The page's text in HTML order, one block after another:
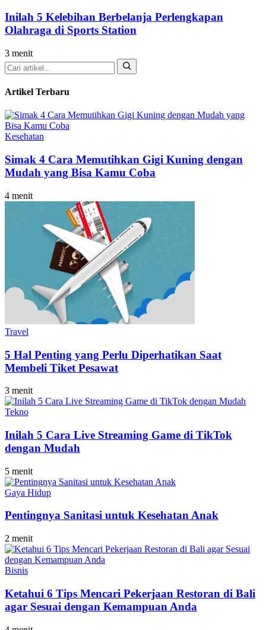
Inilah 5 Kelebihan Berbelanja Perlengkapan
Olahraga di Sports Station
3 menit
Cari
Artikel Terbaru
Kesehatan
Simak 4 Cara Memutihkan Gigi Kuning dengan
Mudah yang Bisa Kamu Coba
4 menit
Travel
5 Hal Penting yang Perlu Diperhatikan Saat
Membeli Tiket Pesawat
3 menit
Tekno
Inilah 5 Cara Live Streaming Game di TikTok
dengan Mudah
5 menit
Gaya Hidup
Pentingnya Sanitasi untuk Kesehatan Anak
2 menit
Bisnis
Ketahui 6 Tips Mencari Pekerjaan Restoran di Bali
agar Sesuai dengan Kemampuan Anda